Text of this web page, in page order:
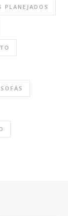
PLANEJADOS
SOFÁS